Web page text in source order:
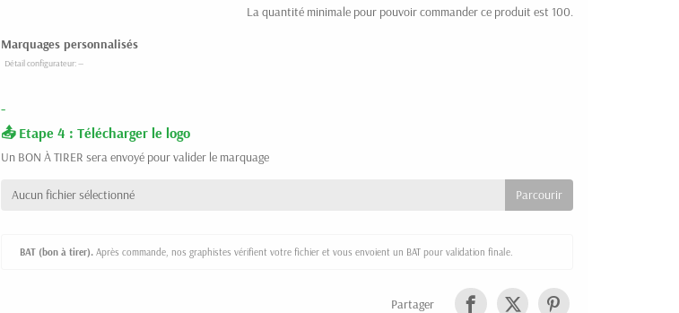
La quantité minimale pour pouvoir commander ce produit est 100.
Marquages personnalisés
-
Etape 4 : Télécharger le logo
Un BON À TIRER sera envoyé pour valider le marquage
Aucun fichier sélectionné
BAT (bon à tirer). Après commande, nos graphistes vérifient votre fichier et vous envoient un BAT pour validation finale.
Partager